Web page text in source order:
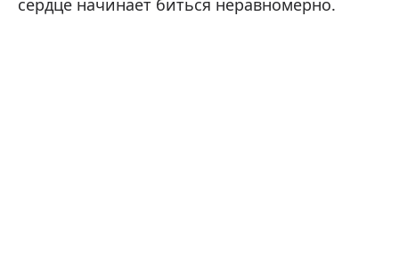
сердце начинает биться неравномерно.